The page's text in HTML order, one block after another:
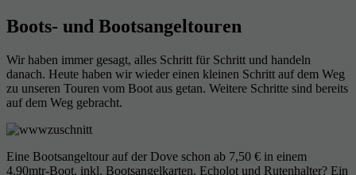
Boots- und Bootsangeltouren
Wir haben immer gesagt, alles Schritt für Schritt und handeln
danach. Heute haben wir wieder einen kleinen Schritt auf dem Weg
zu unseren Touren vom Boot aus getan. Weitere Schritte sind bereits
auf dem Weg gebracht.
Eine Bootsangeltour auf der Dove schon ab 7,50 € in einem
4.90mtr-Boot, inkl. Bootsangelkarten, Echolot und Rutenhalter? Ein